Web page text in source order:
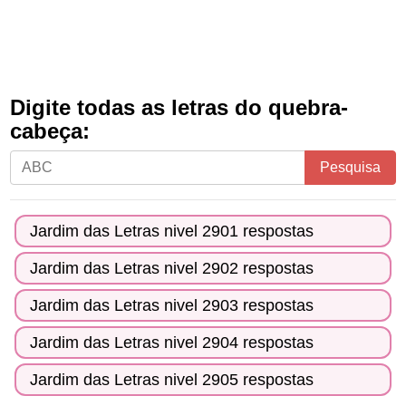
Digite todas as letras do quebra-
cabeça:
Digite
todas
as
letras
do
quebra-
cabeça:
Pesquisa
Jardim das Letras nivel 2901 respostas
Jardim das Letras nivel 2902 respostas
Jardim das Letras nivel 2903 respostas
Jardim das Letras nivel 2904 respostas
Jardim das Letras nivel 2905 respostas